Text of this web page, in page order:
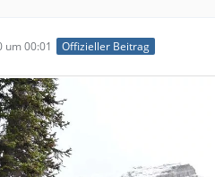
um 00:01 Offizieller Beitrag